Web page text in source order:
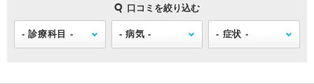
口コミを絞り込む